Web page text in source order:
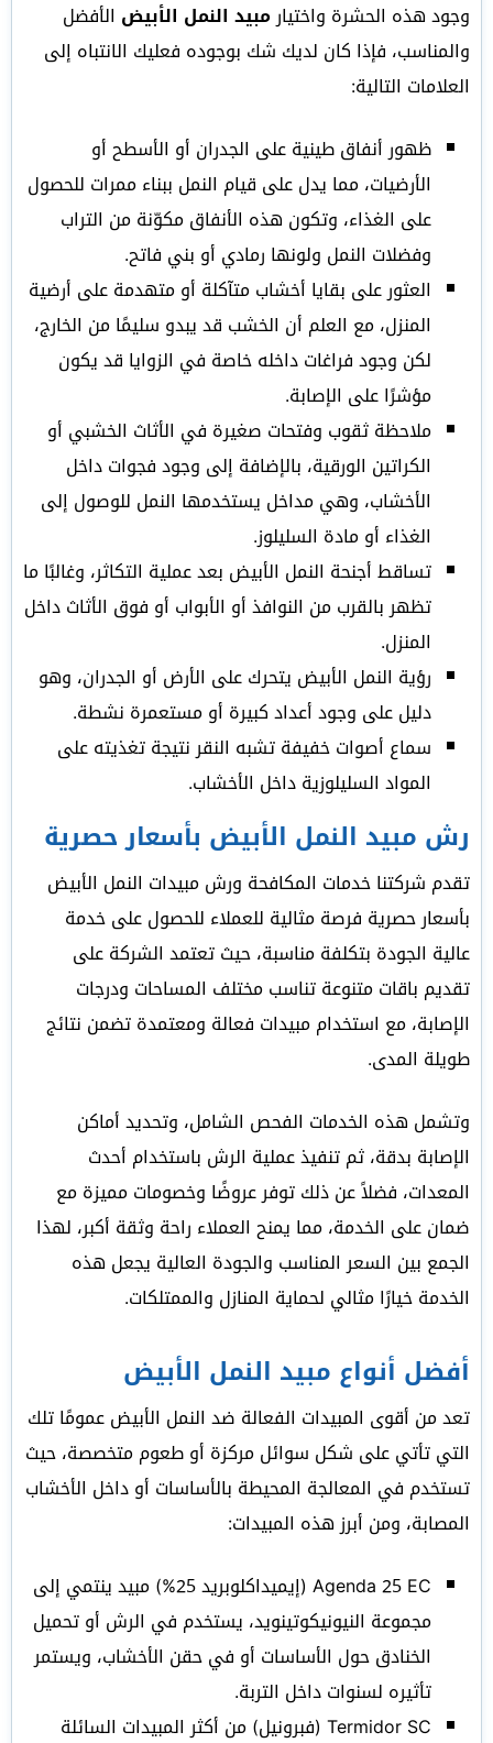
وجود هذه الحشرة واختيارمبيد النمل الأبيض الأفضل
والمناسب، فإذا كان لديك شك بوجوده فعليك الانتباه إلى
العلامات التالية:
ظهور أنفاق طينية على الجدران أو الأسطح أو
الأرضيات، مما يدل على قيام النمل ببناء ممرات للحصول
على الغذاء، وتكون هذه الأنفاق مكوّنة من التراب
وفضلات النمل ولونها رمادي أو بني فاتح.
العثور على بقايا أخشاب متآكلة أو متهدمة على أرضية
المنزل، مع العلم أن الخشب قد يبدو سليمًا من الخارج،
لكن وجود فراغات داخله خاصة في الزوايا قد يكون
مؤشرًا على الإصابة.
ملاحظة ثقوب وفتحات صغيرة في الأثاث الخشبي أو
الكراتين الورقية، بالإضافة إلى وجود فجوات داخل
الأخشاب، وهي مداخل يستخدمها النمل للوصول إلى
الغذاء أو مادة السليلوز.
تساقط أجنحة النمل الأبيض بعد عملية التكاثر، وغالبًا ما
تظهر بالقرب من النوافذ أو الأبواب أو فوق الأثاث داخل
المنزل.
رؤية النمل الأبيض يتحرك على الأرض أو الجدران، وهو
دليل على وجود أعداد كبيرة أو مستعمرة نشطة.
سماع أصوات خفيفة تشبه النقر نتيجة تغذيته على
المواد السليلوزية داخل الأخشاب.
رش مبيد النمل الأبيض بأسعار حصرية
تقدم شركتنا خدمات المكافحة ورش مبيدات النمل الأبيض
بأسعار حصرية فرصة مثالية للعملاء للحصول على خدمة
عالية الجودة بتكلفة مناسبة، حيث تعتمد الشركة على
تقديم باقات متنوعة تناسب مختلف المساحات ودرجات
الإصابة، مع استخدام مبيدات فعالة ومعتمدة تضمن نتائج
طويلة المدى.
وتشمل هذه الخدمات الفحص الشامل، وتحديد أماكن
الإصابة بدقة، ثم تنفيذ عملية الرش باستخدام أحدث
المعدات، فضلاً عن ذلك توفر عروضًا وخصومات مميزة مع
ضمان على الخدمة، مما يمنح العملاء راحة وثقة أكبر، لهذا
الجمع بين السعر المناسب والجودة العالية يجعل هذه
الخدمة خيارًا مثالي لحماية المنازل والممتلكات.
أفضل أنواع مبيد النمل الأبيض
تعد من أقوى المبيدات الفعالة ضد النمل الأبيض عمومًا تلك
التي تأتي على شكل سوائل مركزة أو طعوم متخصصة، حيث
تستخدم في المعالجة المحيطة بالأساسات أو داخل الأخشاب
المصابة، ومن أبرز هذه المبيدات:
Agenda 25 EC (إيميداكلوبريد 25%) مبيد ينتمي إلى
مجموعة النيونيكوتينويد، يستخدم في الرش أو تحميل
الخنادق حول الأساسات أو في حقن الأخشاب، ويستمر
تأثيره لسنوات داخل التربة.
Termidor SC (فبرونيل) من أكثر المبيدات السائلة